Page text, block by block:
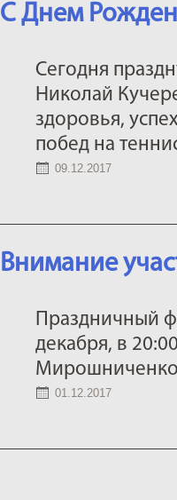
С Днем
Сегодня
Николай
здоровья,
побед на
09.12.2017
Внимание
Праздничный
декабря, в
01.12.2017